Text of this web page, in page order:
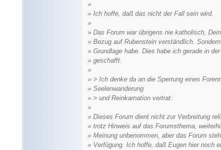
»
» Ich hoffe, daß das nicht der Fall sein wird.
»
» Das Forum war übrigens nie katholisch,
» Bezug auf Rubenstein verständlich.
» Grundlage habe. Dies habe ich gerade in
» geschafft.
»
» > Ich denke da an die Sperrung eines
» Seelenwanderung
» > und Reinkarnation vertrat.
»
» Dieses Forum dient nicht zur Verbreitung
» trotz Hinweis auf das Forumsthema,
» Meinung unbenommen, aber das Forum
» Verfügung. Ich hoffe, daß Eugen hier noch